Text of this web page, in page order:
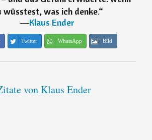
wüsstest, was ich denke.“
―Klaus Ender
Twitter WhatsApp Bild
von Klaus Ender